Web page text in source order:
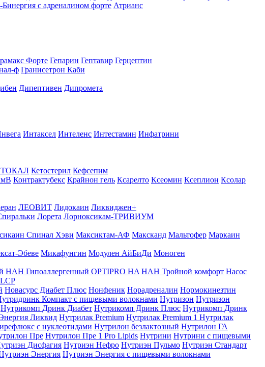
с адреналином форте Атрианс
Форте Гепарин Гептавир Герцептин
ф Гранисетрон Каби
Дипептивен Дипромета
Интаксел Интеленс Интестамин Инфатрини
Кетостерил Кефсепим
Контрактубекс Крайнон гель Ксарелто Ксеомин Ксеплион Ксолар
ЛЕОВИТ Лидокаин Ликвиджен+
Лорета Лорноксикам-ТРИВИУМ
Спинал Хэви Максиктам-АФ Максканд Мальтофер Маркаин
Эбеве Микафунгин Модулен АйБиДи Моноген
НАН Гипоаллергенный OPTIPRO HA НАН Тройной комфорт Насос
Новасурс Диабет Плюс Нонфеник Норадреналин Нормокинезтин
Компакт с пищевыми волокнами Нутризон Нутризон
Нутрикомп Дринк Диабет Нутрикомп Дринк Плюс Нутрикомп Дринк
Ликвид Нутрилак Premium Нутрилак Premium 1 Нутрилак
с нуклеотидами Нутрилон безлактозный Нутрилон ГА
Пре Нутрилон Пре 1 Pro Lipids Нутрини Нутрини с пищевыми
Дисфагия Нутриэн Нефро Нутриэн Пульмо Нутриэн Стандарт
Энергия Нутриэн Энергия с пищевыми волокнами